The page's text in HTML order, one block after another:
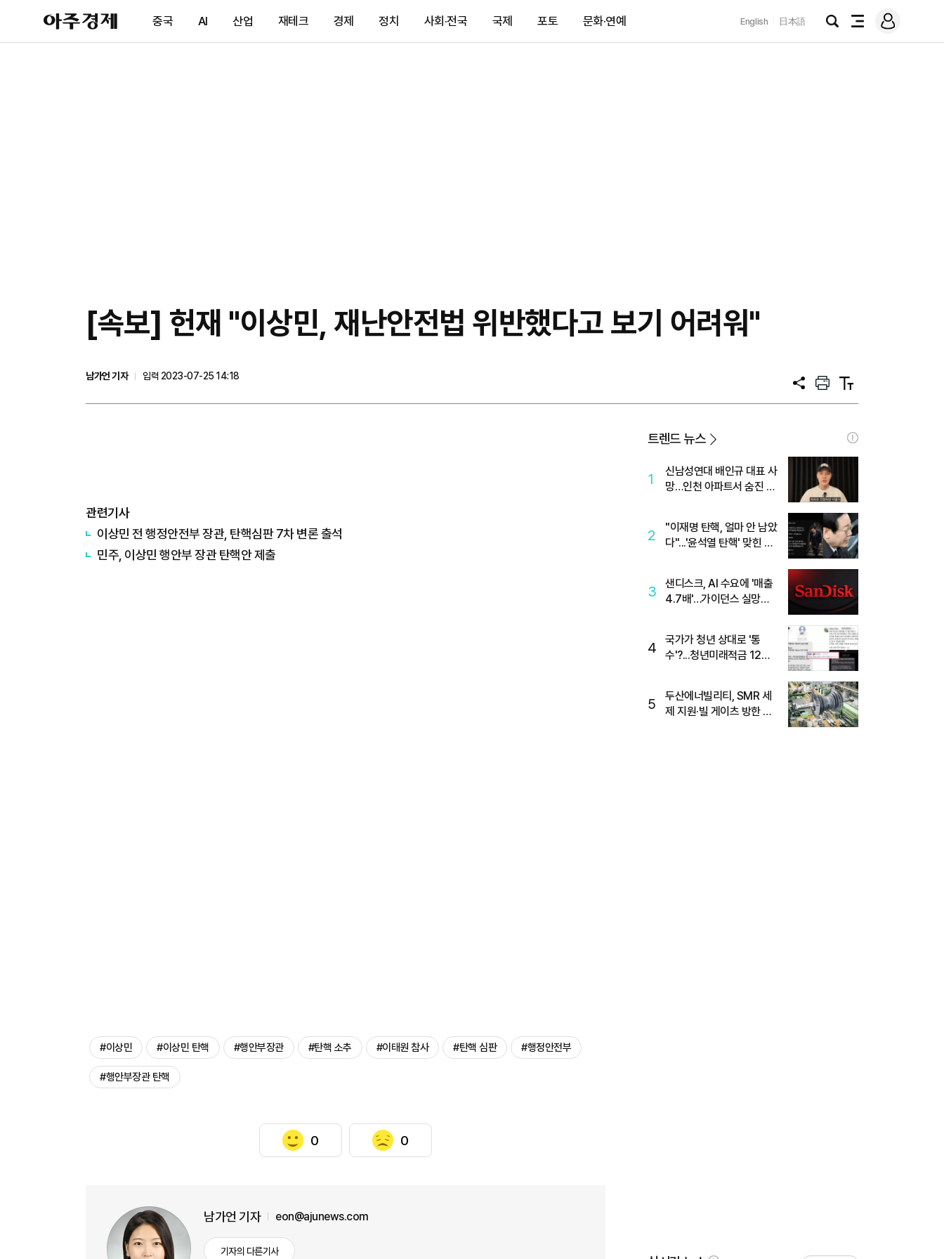
아
주
제
중국 AI 산업 재테크 경제 정치 사회·전국 국제 포토 문화·연예 English 日本語
검
전
메
그
[속보] 헌재 "이상민, 재난안전법 위반했다고 보기 어려워"
남가언 기자
입력 2023-07-25 14:18
공
프
트
텍
트
관련기사
이상민 전 행정안전부 장관, 탄핵심판 7차 변론 출석
민주, 이상민 행안부 장관 탄핵안 제출
#이상민 #이상민 탄핵 #행안부장관 #탄핵 소추 #이태원 참사 #탄핵 심판 #행정안전부
#행안부장관 탄핵
0 0
남가언 기자 eon@ajunews.com
기자의 다른기사
트렌드 뉴스
1
신남성연대 배인규 대표 사
망…인천 아파트서 숨진 채
2
"이재명 탄핵, 얼마 안 남았
다"...'윤석열 탄핵' 맞힌 무
3
샌디스크, AI 수요에 '매출
4.7배'…가이던스 실망에
4
국가가 청년 상대로 '통
수'?...청년미래적금 12%
5
두산에너빌리티, SMR 세
제 지원·빌 게이츠 방한 기